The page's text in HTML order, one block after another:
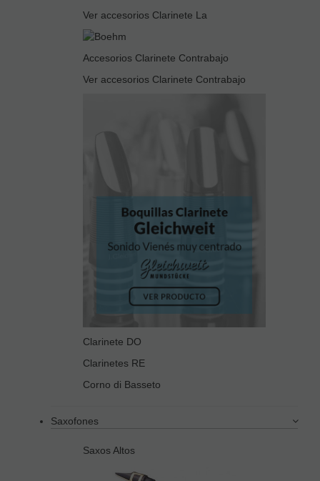
Ver accesorios Clarinete La
Accesorios Clarinete Contrabajo
Ver accesorios Clarinete Contrabajo
Clarinete DO
Clarinetes RE
Corno di Basseto
Saxofones
Saxos Altos